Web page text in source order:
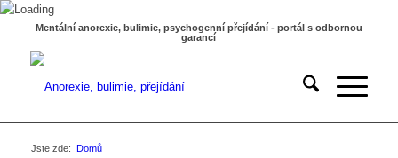
Mentální anorexie, bulimie, psychogenní přejídání - portál s odbornou
garancí
Jste zde: Domů